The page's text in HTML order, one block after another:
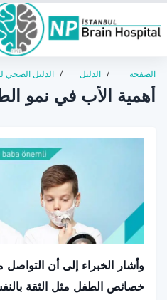
الصفحة
الرئيسية
/ الدليل
الصحي
/ الدليل
للأطفال
أهمية الأب في نمو
وأشار الخبراء إلى أن
خصائص الطفل مثل الثقة